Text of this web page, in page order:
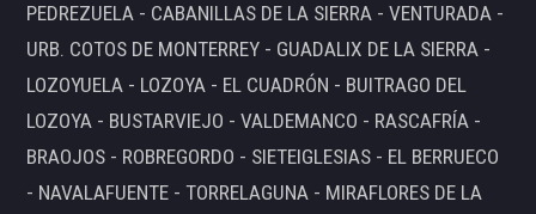
PEDREZUELA - CABANILLAS DE LA SIERRA - VENTURADA -
URB. COTOS DE MONTERREY - GUADALIX DE LA SIERRA -
LOZOYUELA - LOZOYA - EL CUADRÓN - BUITRAGO DEL
LOZOYA - BUSTARVIEJO - VALDEMANCO - RASCAFRÍA -
BRAOJOS - ROBREGORDO - SIETEIGLESIAS - EL BERRUECO
- NAVALAFUENTE - TORRELAGUNA - MIRAFLORES DE LA